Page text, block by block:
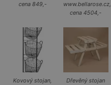
cena 849,-
www.bellarose.cz,
cena 4504,-
Kovový stojan,
Dřevěný stojan